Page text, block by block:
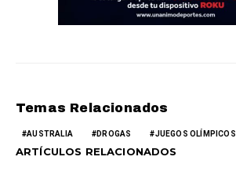
Temas Relacionados
AUSTRALIA DROGAS JUEGOS OLÍMPICOS
ARTÍCULOS RELACIONADOS